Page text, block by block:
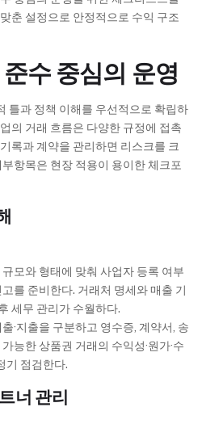
춘 설정으로 안정적으로 수익 구조
수 중심의 운영
틀과 정책 이해를 우선적으로 확립하
의 거래 흐름은 다양한 규정에 접촉
록과 계약을 관리하면 리스크를 크
항목은 현장 적용이 용이한 체크포
모와 형태에 맞춰 사업자 등록 여부
를 준비한다. 거래처 명세와 매출 기
세무 관리가 수월하다.
·지출을 구분하고 영수증, 계약서, 송
능한 상품권 거래의 수익성·원가·수
기 점검한다.
너 관리